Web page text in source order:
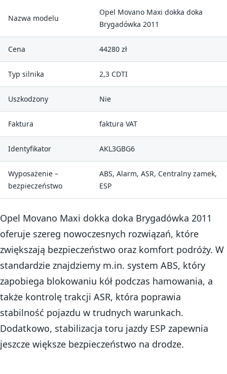
Nazwa modelu
Opel Movano Maxi dokka doka
Brygadówka 2011
Cena 44280 zł
Typ silnika 2,3 CDTI
Uszkodzony Nie
Faktura faktura VAT
Identyfikator AKL3GBG6
Wyposażenie –
bezpieczeństwo
ABS, Alarm, ASR, Centralny zamek,
ESP
Opel Movano Maxi dokka doka Brygadówka 2011
oferuje szereg nowoczesnych rozwiązań, które
zwiększają bezpieczeństwo oraz komfort podróży. W
standardzie znajdziemy m.in. system ABS, który
zapobiega blokowaniu kół podczas hamowania, a
także kontrolę trakcji ASR, która poprawia
stabilność pojazdu w trudnych warunkach.
Dodatkowo, stabilizacja toru jazdy ESP zapewnia
jeszcze większe bezpieczeństwo na drodze.